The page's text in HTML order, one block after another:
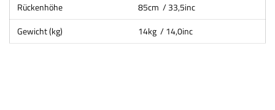
Rückenhöhe
85cm / 33,5inc
Gewicht (kg)
14kg / 14,0inc